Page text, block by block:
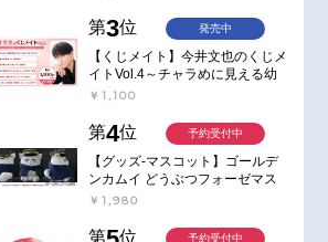
第3位
【くじメイト】今井文也のくじメ
イトVol.4～チャラめに見える幼
馴染、実は一途で独占欲が強いん
￥1,100
発売中
第4位
【グッズ-マスコット】ゴールデ
ンカムイ どうぶつフォーゼマス
コット 5.月島軍曹【再販】
￥1,980
予約受付中
第 位 予約受付中